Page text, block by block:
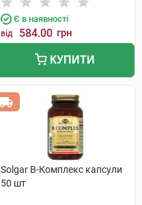
Є в наявності
від 584.00 грн
КУПИТИ
Solgar В-Комплекс капсули
50 шт